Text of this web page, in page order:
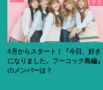
4月からスタート！『今日、好き
になりました。フーコック島編』
のメンバーは？